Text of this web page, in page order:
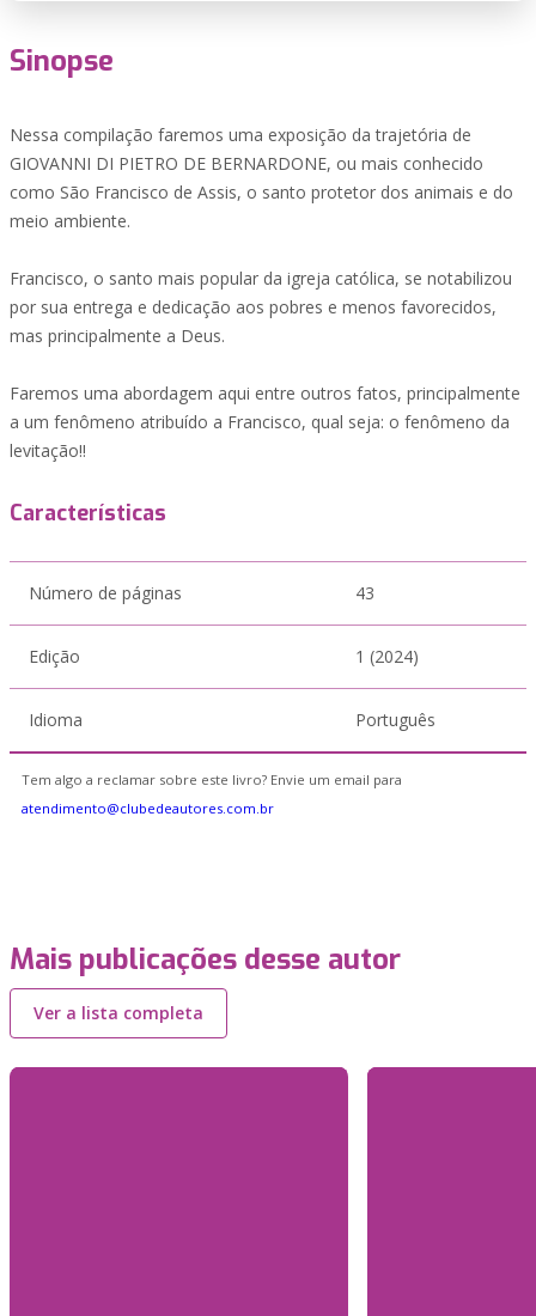
Sinopse
Nessa compilação faremos uma exposição da trajetória de
GIOVANNI DI PIETRO DE BERNARDONE, ou mais conhecido
como São Francisco de Assis, o santo protetor dos animais e do
meio ambiente.
Francisco, o santo mais popular da igreja católica, se notabilizou
por sua entrega e dedicação aos pobres e menos favorecidos,
mas principalmente a Deus.
Faremos uma abordagem aqui entre outros fatos, principalmente
a um fenômeno atribuído a Francisco, qual seja: o fenômeno da
levitação!!
Características
Número de páginas 43
Edição 1 (2024)
Idioma Português
Tem algo a reclamar sobre este livro? Envie um email para
atendimento@clubedeautores.com.br
Mais publicações desse autor
Ver a lista completa